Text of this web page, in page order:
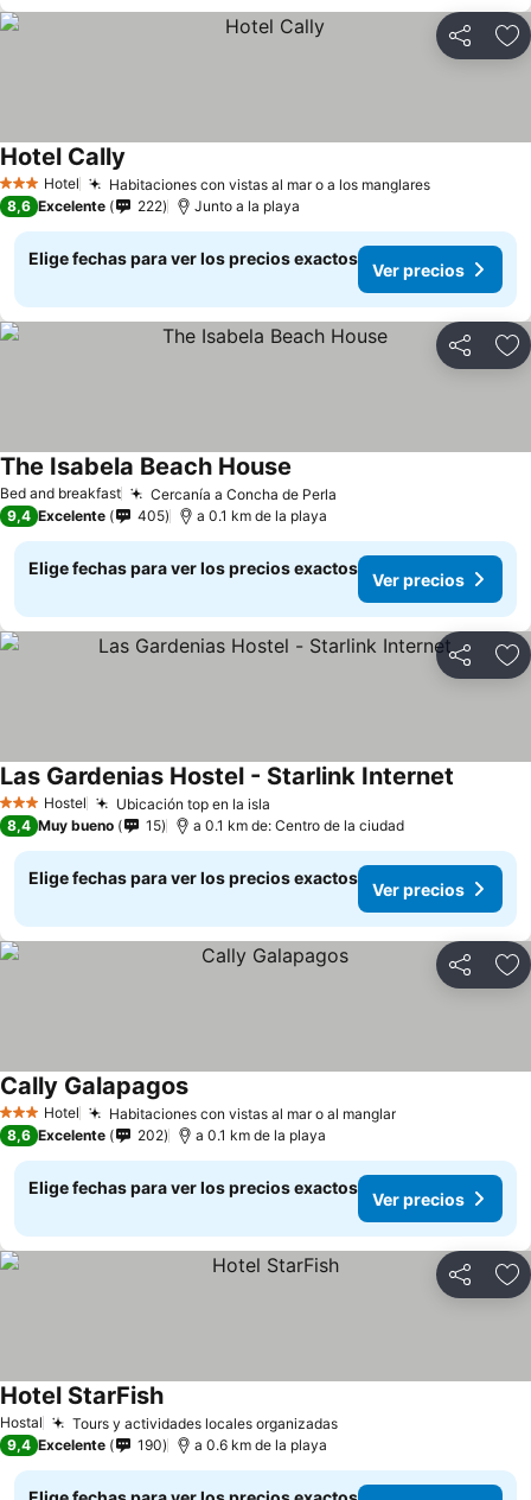
Compartir
3 Estrellas
Hotel Habitaciones con vistas al mar o a los manglares
Hotel Cally
8,6 Excelente 222 Junto a la playa
Elige fechas para ver los precios exactos
Ver precios
Compartir
Bed and breakfast Cercanía a Concha de Perla
The Isabela Beach House
9,4 Excelente 405 a 0.1 km de la playa
Elige fechas para ver los precios exactos
Ver precios
Compartir
3 EstrellasHostel Ubicación top en la isla
Las Gardenias Hostel - Starlink Internet
8,4 Muy bueno 15 a 0.1 km de: Centro de la ciudad
Elige fechas para ver los precios exactos
Ver precios
Compartir
3 Estrellas
Hotel Habitaciones con vistas al mar o al manglar
Cally Galapagos
8,6 Excelente 202 a 0.1 km de la playa
Elige fechas para ver los precios exactos
Ver precios
Compartir
Hostal Tours y actividades locales organizadas
Hotel StarFish
9,4 Excelente 190 a 0.6 km de la playa